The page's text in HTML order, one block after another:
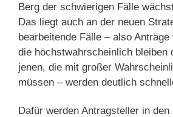
Berg der schwierigen Fälle
Das liegt auch an der neuen
bearbeitende Fälle – also
die höchstwahrscheinlich bleiben
jenen, die mit großer
müssen – werden deutlich
Dafür werden Antragsteller in den